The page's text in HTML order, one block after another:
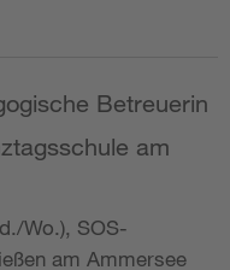
Betreuerin
am
Wo.), SOS-
am Ammersee